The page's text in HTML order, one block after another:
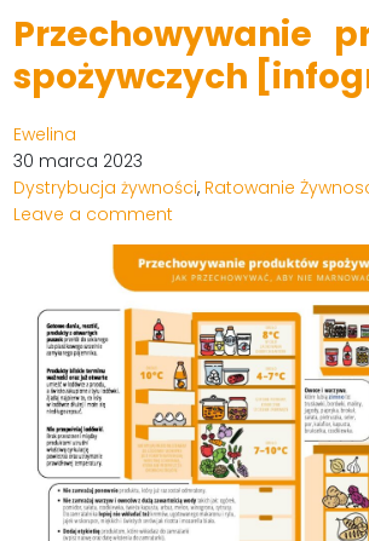
Przechowywanie
spożywczych
Ewelina
30 marca 2023
Dystrybucja żywności, Ratowanie
Leave a comment